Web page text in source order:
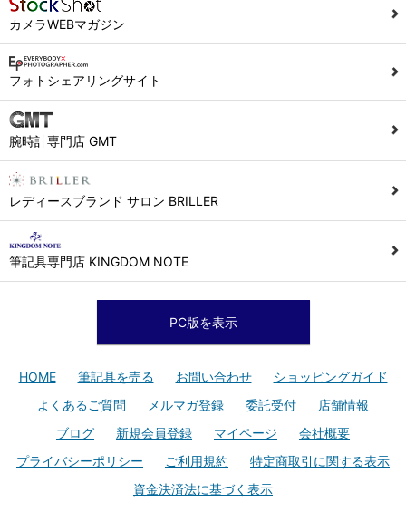
カメラWEBマガジン
フォトシェアリングサイト
腕時計専門店 GMT
レディースブランド サロン BRILLER
筆記具専門店 KINGDOM NOTE
PC版を表示
HOME 筆記具を売る お問い合わせ
ショッピングガイド
よくあるご質問
メルマガ登録 委託受付
店舗情報
ブログ
新規会員登録 マイページ
会社概要
プライバシーポリシー
ご利用規約
特定商取引に関する表示
資金決済法に基づく表示